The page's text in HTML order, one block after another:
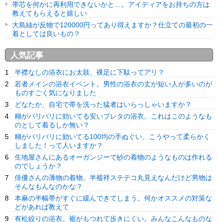
帯芯を何かに再利用できないかと…。アイディアをお持ちの方は
教えてもらえると嬉しい
大島紬が反物で120000円ってあり得えますか？仕立ての最初の一
着としては良いもの？
人気記事
半襟なしの浴衣にお太鼓、裸足に下駄ってアリ？
若者メインの浴衣イベント。男性の浴衣の丈が短い人が多いのが
ものすごく気になりました
どなたか、自宅で帯を洗った猛者はいらっしゃいますか？
糊がバリバリに効いてる安いプレタの浴衣。これはこのようなも
のとして着るしか無い？
糊がバリバリに効いてる100均の手ぬぐい。こうやって柔らかく
しました！って人いますか？
生地屋さんにあるオーガンジーで紗の着物のようなものは作れる
のでしょうか？
俳優さんの薄物の着物。半襦袢ステテコ丸見えなんだけど男物は
そんなもんなのかな？
本麻の半幅帯がすぐに緩んできてしまう。何かオススメの対策な
どがあれば教えて
有松絞りの浴衣。裾がもつれて歩きにくい。みんなこんなものな